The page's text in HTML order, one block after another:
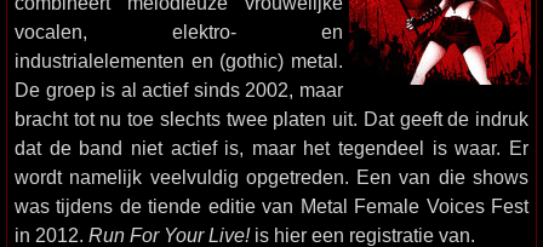
vocalen, elektro- en
industrialelementen en (gothic) metal.
De groep is al actief sinds 2002, maar
bracht tot nu toe slechts twee platen uit. Dat geeft de indruk
dat de band niet actief is, maar het tegendeel is waar. Er
wordt namelijk veelvuldig opgetreden. Een van die shows
was tijdens de tiende editie van Metal Female Voices Fest
in 2012. Run For Your Live!is hier een registratie van.